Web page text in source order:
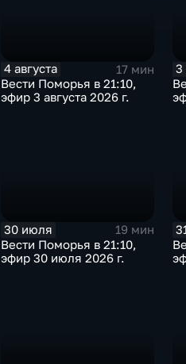
4 августа
17 мин
Вести Поморья в 21:10,
эфир 3 августа 2026 г.
3
30 июля
19 мин
Вести Поморья в 21:10,
эфир 30 июля 2026 г.